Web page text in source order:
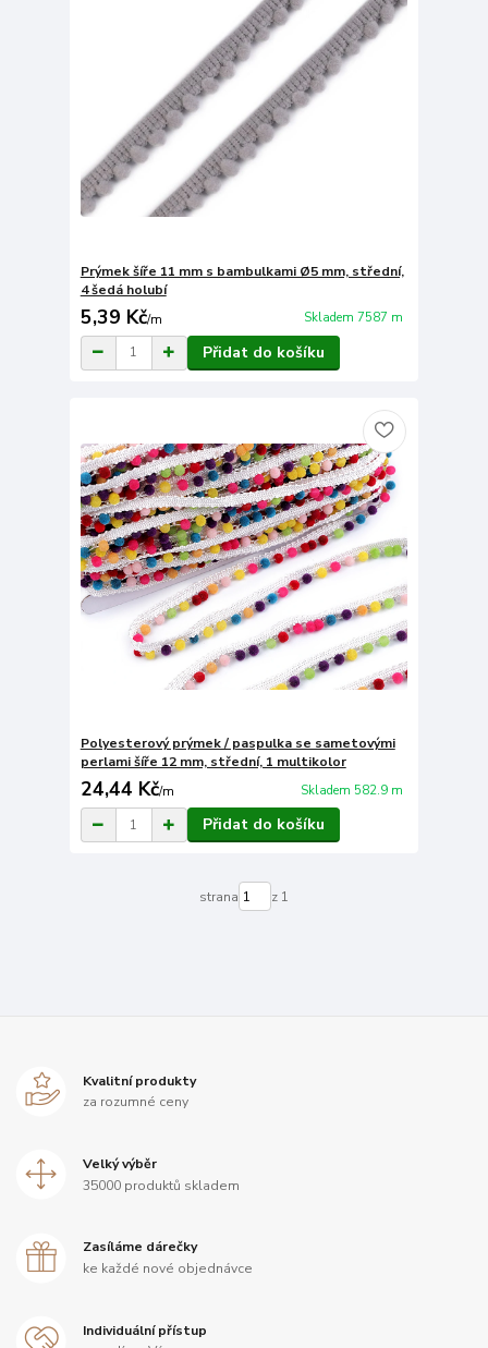
Prýmek šíře 11 mm s bambulkami Ø5 mm, střední,
4 šedá holubí
5,39 Kč/m Skladem 7587 m
Přidat do košíku
Polyesterový prýmek / paspulka se sametovými
perlami šíře 12 mm, střední, 1 multikolor
24,44 Kč/m Skladem 582.9 m
Přidat do košíku
strana z 1
Kvalitní produkty
za rozumné ceny
Velký výběr
35000 produktů skladem
Zasíláme dárečky
ke každé nové objednávce
Individuální přístup